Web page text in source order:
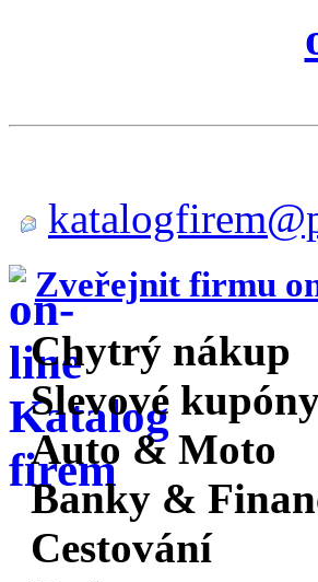
Zveřejnit firmu
Chytrý nákup
Slevové
Auto & Moto
Banky &
Cestování